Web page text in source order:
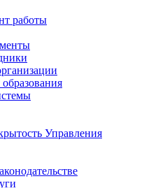
работы
Управления